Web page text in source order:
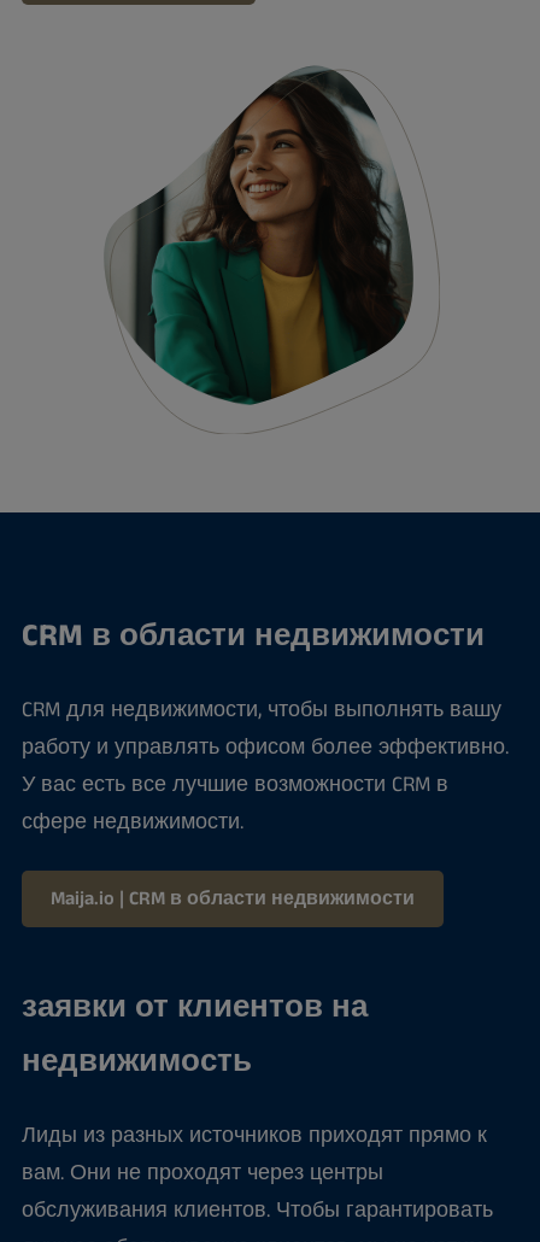
CRM в области недвижимости
CRM для недвижимости, чтобы выполнять вашу
работу и управлять офисом более эффективно.
У вас есть все лучшие возможности CRM в
сфере недвижимости.
Maija.io | CRM в области недвижимости
заявки от клиентов на
недвижимость
Лиды из разных источников приходят прямо к
вам. Они не проходят через центры
обслуживания клиентов. Чтобы гарантировать